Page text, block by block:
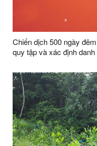
Chiến dịch 500 ngày
quy tập và xác định